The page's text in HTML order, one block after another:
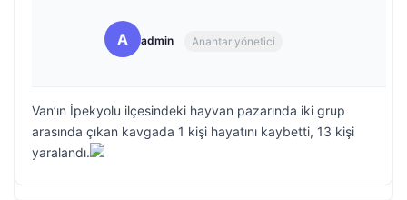
A admin Anahtar yönetici
Van’ın İpekyolu ilçesindeki hayvan pazarında iki grup
arasında çıkan kavgada 1 kişi hayatını kaybetti, 13 kişi
yaralandı.